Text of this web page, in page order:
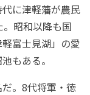
に津軽藩が農民
昭和以降も国
富士見湖」の愛
もある。
。8代将軍・徳